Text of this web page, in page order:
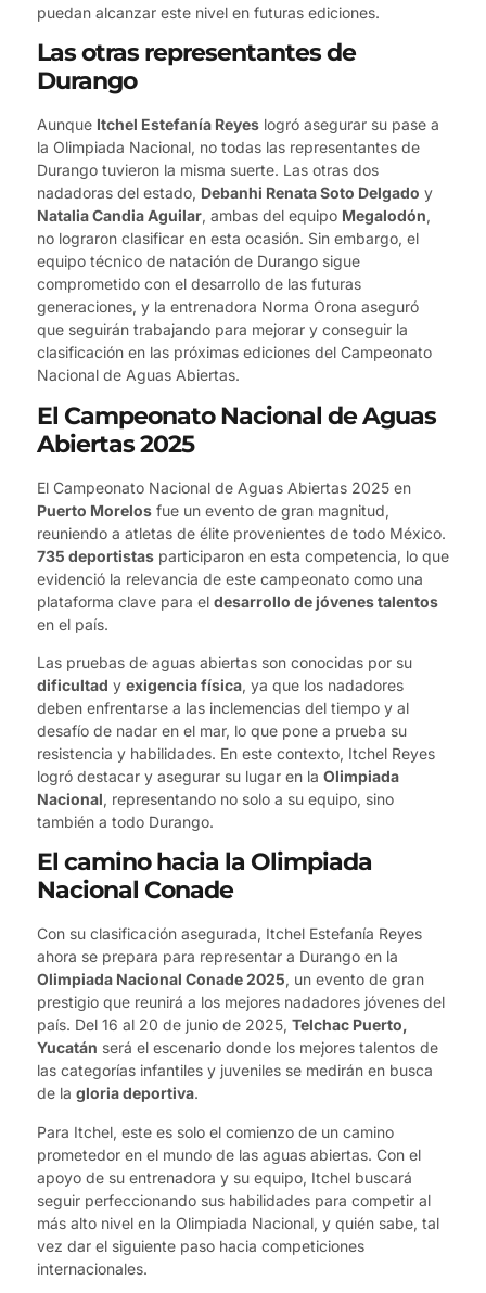
puedan alcanzar este nivel en futuras ediciones.
Las otras representantes de
Durango
Aunque Itchel Estefanía Reyes logró asegurar su pase a
la Olimpiada Nacional, no todas las representantes de
Durango tuvieron la misma suerte. Las otras dos
nadadoras del estado, Debanhi Renata Soto Delgado y
Natalia Candia Aguilar, ambas del equipo Megalodón,
no lograron clasificar en esta ocasión. Sin embargo, el
equipo técnico de natación de Durango sigue
comprometido con el desarrollo de las futuras
generaciones, y la entrenadora Norma Orona aseguró
que seguirán trabajando para mejorar y conseguir la
clasificación en las próximas ediciones del Campeonato
Nacional de Aguas Abiertas.
El Campeonato Nacional de Aguas
Abiertas 2025
El Campeonato Nacional de Aguas Abiertas 2025 en
Puerto Morelos fue un evento de gran magnitud,
reuniendo a atletas de élite provenientes de todo México.
735 deportistas participaron en esta competencia, lo que
evidenció la relevancia de este campeonato como una
plataforma clave para el desarrollo de jóvenes talentos
en el país.
Las pruebas de aguas abiertas son conocidas por su
dificultad y exigencia física, ya que los nadadores
deben enfrentarse a las inclemencias del tiempo y al
desafío de nadar en el mar, lo que pone a prueba su
resistencia y habilidades. En este contexto, Itchel Reyes
logró destacar y asegurar su lugar en la Olimpiada
Nacional, representando no solo a su equipo, sino
también a todo Durango.
El camino hacia la Olimpiada
Nacional Conade
Con su clasificación asegurada, Itchel Estefanía Reyes
ahora se prepara para representar a Durango en la
Olimpiada Nacional Conade 2025, un evento de gran
prestigio que reunirá a los mejores nadadores jóvenes del
país. Del 16 al 20 de junio de 2025, Telchac Puerto,
Yucatán será el escenario donde los mejores talentos de
las categorías infantiles y juveniles se medirán en busca
de la gloria deportiva.
Para Itchel, este es solo el comienzo de un camino
prometedor en el mundo de las aguas abiertas. Con el
apoyo de su entrenadora y su equipo, Itchel buscará
seguir perfeccionando sus habilidades para competir al
más alto nivel en la Olimpiada Nacional, y quién sabe, tal
vez dar el siguiente paso hacia competiciones
internacionales.